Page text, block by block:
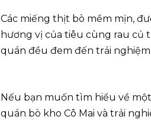
Các miếng thịt bò mềm mịn,
hương vị của tiêu cùng rau củ
quán đều đem đến trải
Nếu bạn muốn tìm hiểu về
quán bò kho Cô Mai và trải